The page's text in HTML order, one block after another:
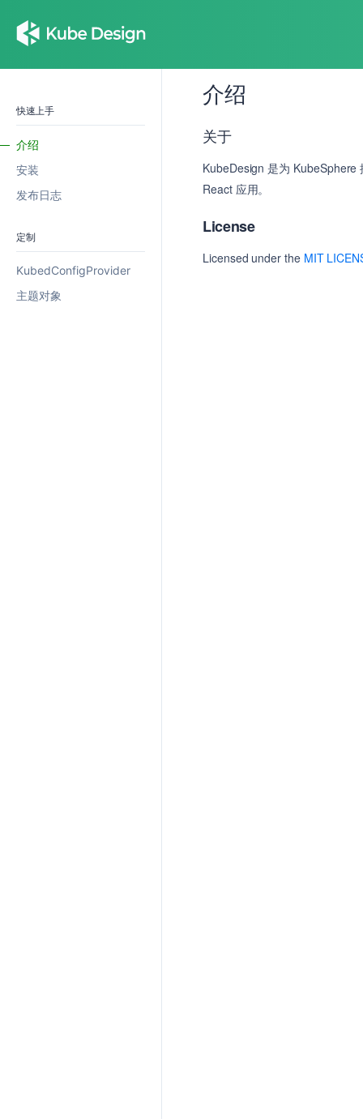
快速上手
介绍
安装
发布日志
定制
KubedConfigProvider
主题对象
介绍
关于
KubeDesign 是为
React 应用。
License
Licensed under the MIT